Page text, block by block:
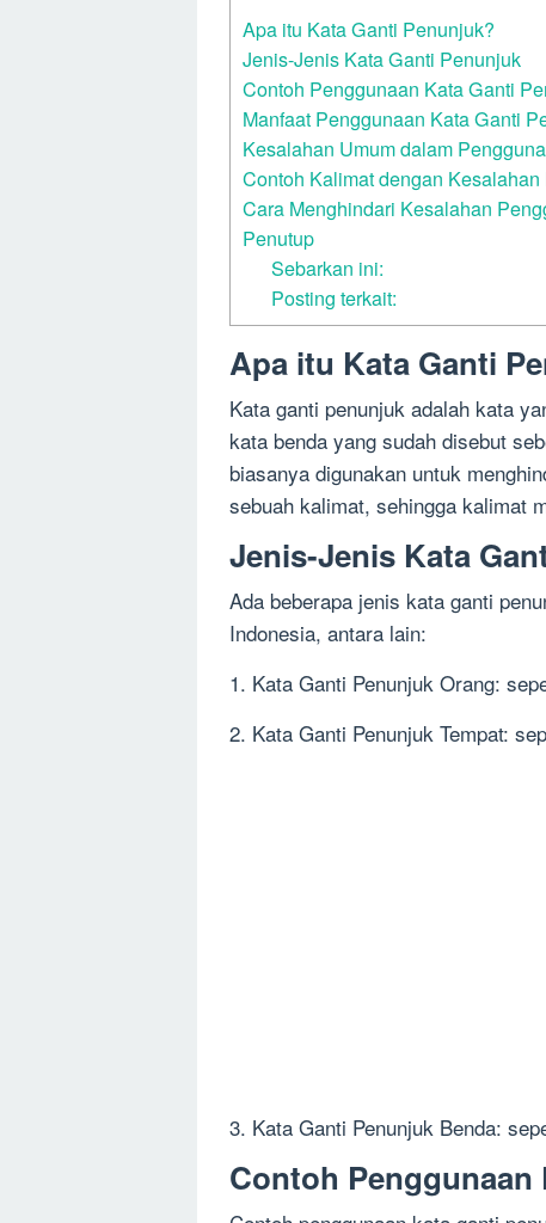
Apa itu Kata Ganti Penunjuk?
Jenis-Jenis Kata Ganti Penunjuk
Contoh Penggunaan Kata Ganti
Manfaat Penggunaan Kata Ganti
Kesalahan Umum dalam
Contoh Kalimat dengan
Cara Menghindari Kesalahan
Penutup
Sebarkan ini:
Posting terkait:
Apa itu Kata Ganti
Kata ganti penunjuk adalah kata
kata benda yang sudah disebut
biasanya digunakan untuk
sebuah kalimat, sehingga kalimat
Jenis-Jenis Kata
Ada beberapa jenis kata ganti
Indonesia, antara lain:
1. Kata Ganti Penunjuk Orang:
2. Kata Ganti Penunjuk Tempat:
3. Kata Ganti Penunjuk Benda:
Contoh